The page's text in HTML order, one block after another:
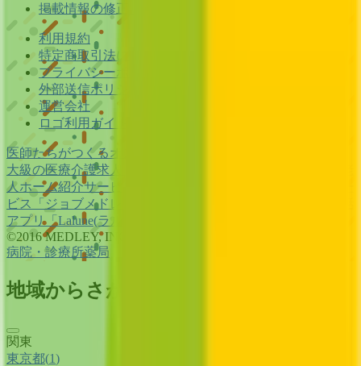
掲載情報の修正・削除はこちら
利用規約
特定商取引法に基づく表記
プライバシーポリシー
外部送信ポリシー
運営会社
ロゴ利用ガイドライン
医師たちがつくるオンライン医療事典
大級の医療介護求人サイト
人ホーム紹介サービス
ビス
「ジョブメドレー
アプリ「Lalune(ラルーン)」
©2016 MEDLEY, INC.
病院・診療所薬局
地域からさがす
関東
東京都(1)